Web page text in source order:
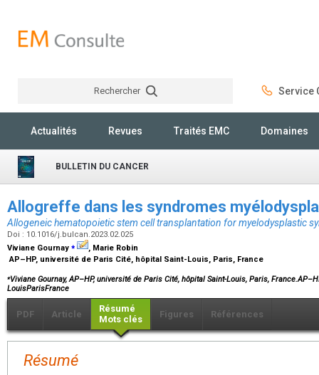
Rechercher Service
Actualités Revues Traités EMC Domaines
BULLETIN DU CANCER
Allogreffe dans les syndromes
Allogeneic hematopoietic stem cell transplantation for myelodysplastic
Doi : 10.1016/j.bulcan.2023.02.025
Viviane Gournay ⁎
, Marie Robin
AP–HP, université de Paris Cité, hôpital Saint-Louis, Paris, France
⁎Viviane Gournay, AP–HP, université de Paris Cité, hôpital Saint-Louis, Paris,
LouisParisFrance
PDF Article
Résumé
Mots clés
Figures Références
Résumé